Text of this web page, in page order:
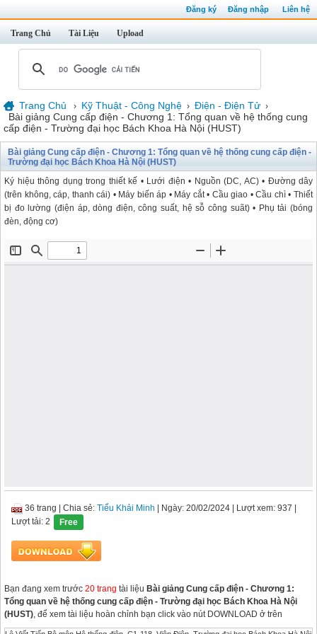
Đăng ký Đăng nhập Liên hệ
Trang Chủ Tài Liệu Upload
Trang Chủ › Kỹ Thuật - Công Nghệ › Điện - Điện Tử ›
Bài giảng Cung cấp điện - Chương 1: Tổng quan về hệ thống cung
cấp điện - Trường đại học Bách Khoa Hà Nội (HUST)
Bài giảng Cung cấp điện - Chương 1: Tổng quan về hệ thống cung cấp điện -
Trường đại học Bách Khoa Hà Nội (HUST)
Ký hiệu thông dụng trong thiết kế • Lưới điện • Nguồn (DC, AC) • Đường dây
(trên không, cáp, thanh cái) • Máy biến áp • Máy cắt • Cầu giao • Cầu chì • Thiết
bị đo lường (điện áp, dòng điện, công suất, hệ sỗ công suãt) • Phụ tải (bóng
đèn, động cơ)
36 trang Chia sẻ: Tiểu Khải Minh | Ngày: 20/02/2024 | Lượt xem: 937
Lượt tải: 2
Free
Bạn đang xem trước 20 trang tài liệu Bài giảng Cung cấp điện - Chương 1:
Tổng quan về hệ thống cung cấp điện - Trường đại học Bách Khoa Hà Nội
(HUST), để xem tài liệu hoàn chỉnh bạn click vào nút DOWNLOAD ở trên